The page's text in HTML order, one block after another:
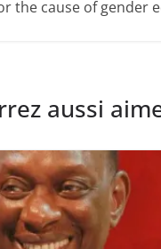
the cause of gender
aussi